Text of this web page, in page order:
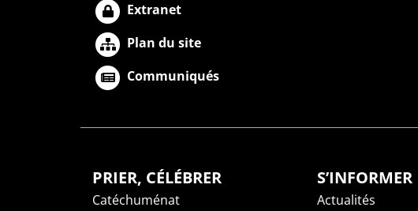
Extranet
Plan du site
Communiqués
PRIER, CÉLÉBRER
Catéchuménat
S’INFORMER
Actualités